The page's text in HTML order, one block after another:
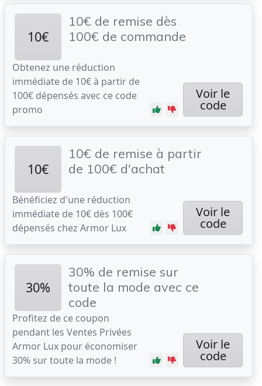
10€
10€ de remise dès
100€ de commande
Obtenez une réduction
immédiate de 10€ à partir de
100€ dépensés avec ce code
promo
Voir le
code
10€
10€ de remise à partir
de 100€ d'achat
Bénéficiez d'une réduction
immédiate de 10€ dès 100€
dépensés chez Armor Lux
Voir le
code
30%
30% de remise sur
toute la mode avec ce
code
Profitez de ce coupon
pendant les Ventes Privées
Armor Lux pour économiser
30% sur toute la mode !
Voir le
code